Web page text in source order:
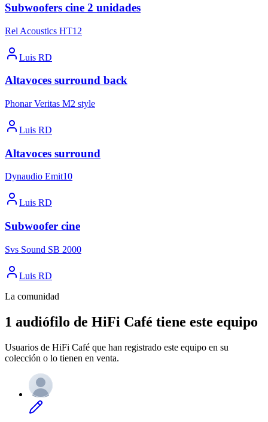
Subwoofers cine 2 unidades
Rel Acoustics HT12
Luis RD
Altavoces surround back
Phonar Veritas M2 style
Luis RD
Altavoces surround
Dynaudio Emit10
Luis RD
Subwoofer cine
Svs Sound SB 2000
Luis RD
La comunidad
1 audiófilo de HiFi Café tiene este equipo
Usuarios de HiFi Café que han registrado este equipo en su
colección o lo tienen en venta.